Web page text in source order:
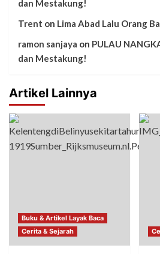
dan Mestakung!
Trent on Lima Abad Lalu Orang
ramon sanjaya on PULAU
dan Mestakung!
Artikel Lainnya
Buku & Artikel Layak Baca
Cerita & Sejarah